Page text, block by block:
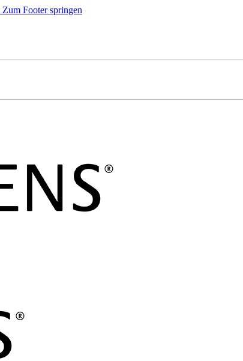
Zum Footer springen